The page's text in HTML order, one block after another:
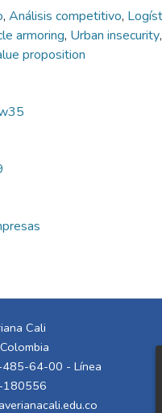
, Análisis competitivo,
armoring, Urban insecurity,
proposition
Cali
64-00 - Línea
180556